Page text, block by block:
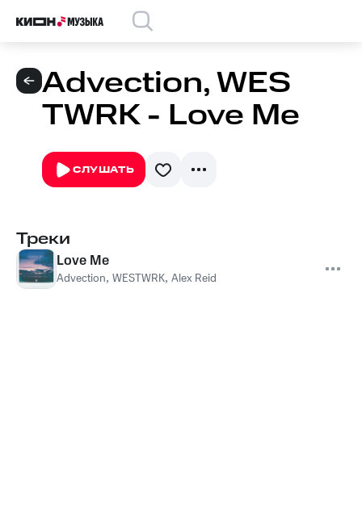
Advection, WES
TWRK - Love Me
СЛУШАТЬ
Треки
Love Me
Advection, WESTWRK, Alex Reid